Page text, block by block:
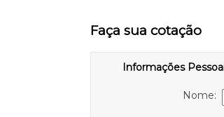
Faça sua cotação
Informações
Nome: